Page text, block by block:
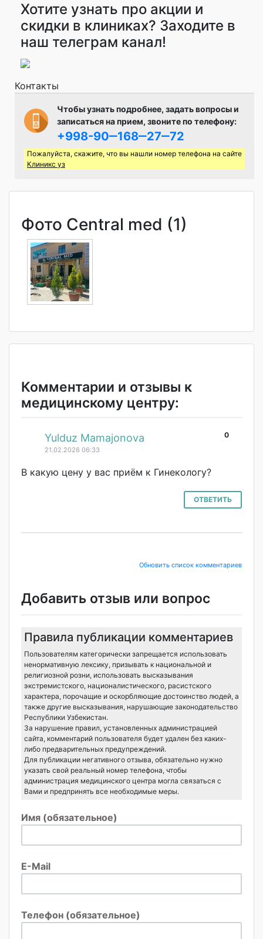
Хотите узнать про акции и
скидки в клиниках? Заходите в
наш телеграм канал!
Контакты
Чтобы узнать подробнее, задать вопросы и
записаться на прием, звоните по телефону:
+998-90‒168‒27‒72
Пожалуйста, скажите, что вы нашли номер телефона на сайте
Клиникс уз
Фото Central med (1)
Комментарии и отзывы к
медицинскому центру:
0
Yulduz Mamajonova
21.02.2026 06:33
В какую цену у вас приём к Гинекологу?
ОТВЕТИТЬ
Обновить список комментариев
Добавить отзыв или вопрос
Правила публикации комментариев
Пользователям категорически запрещается использовать
ненормативную лексику, призывать к национальной и
религиозной розни, использовать высказывания
экстремистского, националистического, расистского
характера, порочащие и оскорбляющие достоинство людей, а
также другие высказывания, нарушающие законодательство
Республики Узбекистан.
За нарушение правил, установленных администрацией
сайта, комментарий пользователя будет удален без каких-
либо предварительных предупреждений.
Для публикации негативного отзыва, обязательно нужно
указать свой реальный номер телефона, чтобы
администрация медицинского центра могла связаться с
Вами и предпринять все необходимые меры.
Имя (обязательное)
E-Mail
Телефон (обязательное)